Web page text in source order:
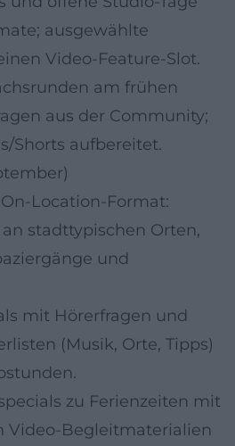
ausgewählte
Video-Feature-Slot.
am frühen
aus der Community;
Shorts aufbereitet.
Location-Format:
stadttypischen Orten,
und
mit Hörerfragen und
(Musik, Orte, Tipps)
zu Ferienzeiten mit
Video-Begleitmaterialien